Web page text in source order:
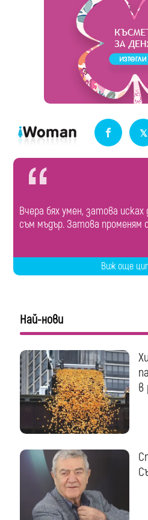
Вчера бях умен, затова
съм мъдър. Затова променям
Виж още
Най-нови
в